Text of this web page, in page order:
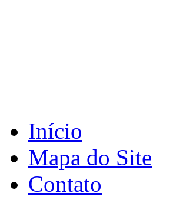
Início
Mapa do Site
Contato